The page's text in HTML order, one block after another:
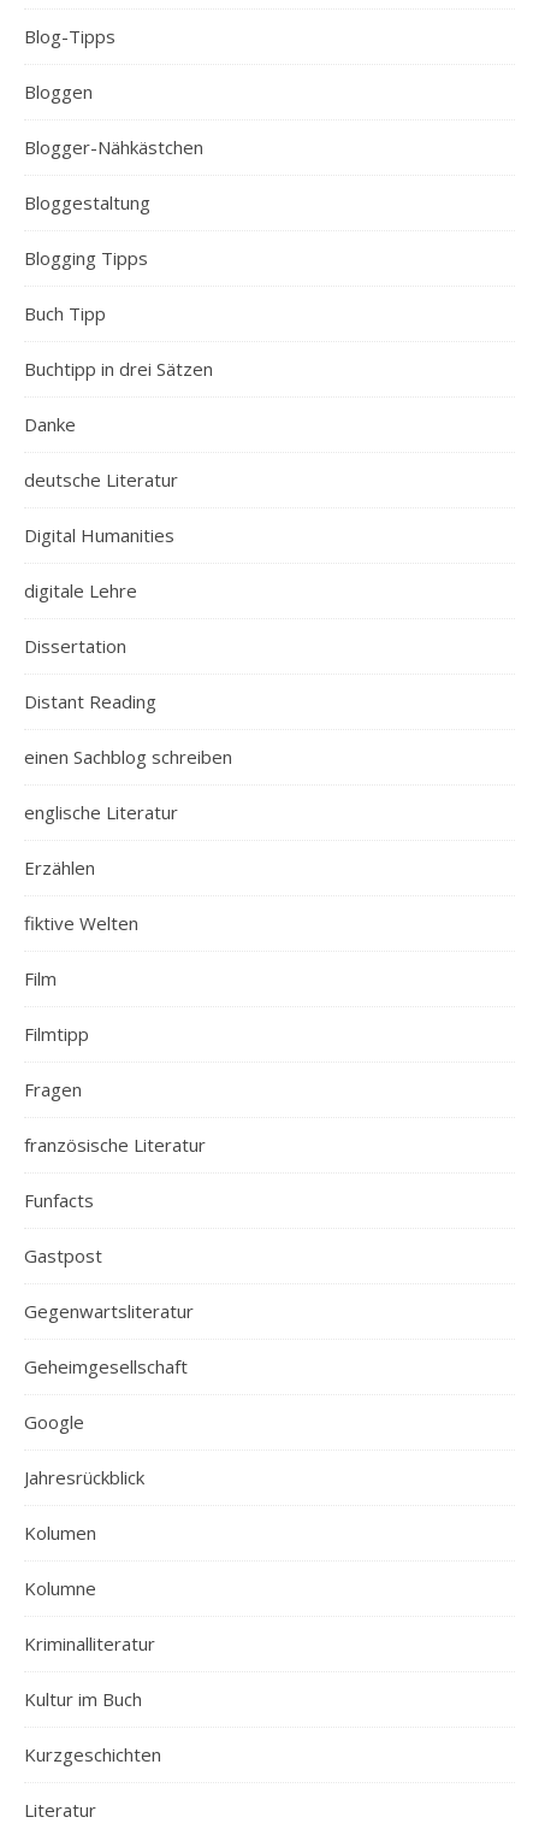
Blog-Tipps
Bloggen
Blogger-Nähkästchen
Bloggestaltung
Blogging Tipps
Buch Tipp
Buchtipp in drei Sätzen
Danke
deutsche Literatur
Digital Humanities
digitale Lehre
Dissertation
Distant Reading
einen Sachblog schreiben
englische Literatur
Erzählen
fiktive Welten
Film
Filmtipp
Fragen
französische Literatur
Funfacts
Gastpost
Gegenwartsliteratur
Geheimgesellschaft
Google
Jahresrückblick
Kolumen
Kolumne
Kriminalliteratur
Kultur im Buch
Kurzgeschichten
Literatur